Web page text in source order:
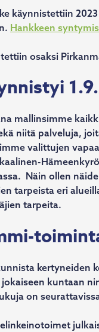
käynnistettiin
Hankkeen
osaksi
mallinsimme
niitä palveluja,
valittujen
Näin ollen
tarpeista eri
tarpeita.
kertyneiden
kuntaan
on
elinkeinotoimet